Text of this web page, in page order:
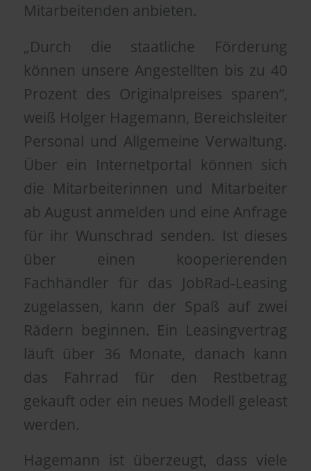
Mitarbeitenden anbieten.
„Durch die staatliche Förderung
können unsere Angestellten bis zu 40
Prozent des Originalpreises sparen“,
weiß Holger Hagemann, Bereichsleiter
Personal und Allgemeine Verwaltung.
Über ein Internetportal können sich
die Mitarbeiterinnen und Mitarbeiter
ab August anmelden und eine Anfrage
für ihr Wunschrad senden. Ist dieses
über einen kooperierenden
Fachhändler für das JobRad-Leasing
zugelassen, kann der Spaß auf zwei
Rädern beginnen. Ein Leasingvertrag
läuft über 36 Monate, danach kann
das Fahrrad für den Restbetrag
gekauft oder ein neues Modell geleast
werden.
Hagemann ist überzeugt, dass viele